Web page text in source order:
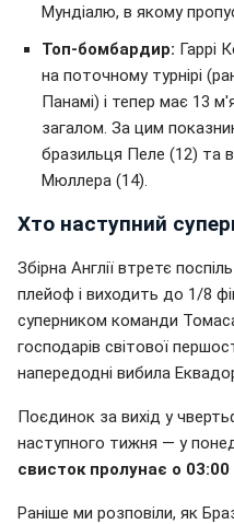
Мундіалю, в якому
Топ-бомбардир: Гаррі
на поточному турнірі
Панамі) і тепер має 13
загалом. За цим
бразильця Пеле (12) та
Мюллера (14).
Хто наступний
Збірна Англії втретє
плейоф і виходить до 1/8
суперником команди
господарів світової
напередодні вибила
Поєдинок за вихід у
наступного тижня — у
свисток пролунає о
Раніше ми розповіли, як